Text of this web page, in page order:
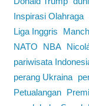
Inspirasi Olahraga
Liga Inggris
NATO
NBA
pariwisata
perang Ukraina
Petualangan